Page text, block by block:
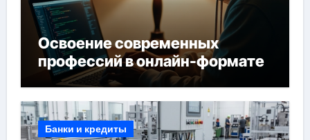
Освоение современных
профессий в онлайн-формате
Банки и кредиты